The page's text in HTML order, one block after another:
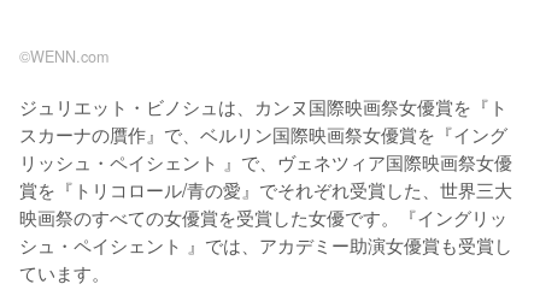
©WENN.com
ジュリエット・ビノシュは、カンヌ国際映画祭女優賞を『ト
スカーナの贋作』で、ベルリン国際映画祭女優賞を『イング
リッシュ・ペイシェント 』で、ヴェネツィア国際映画祭女優
賞を『トリコロール/青の愛』でそれぞれ受賞した、世界三大
映画祭のすべての女優賞を受賞した女優です。『イングリッ
シュ・ペイシェント 』では、アカデミー助演女優賞も受賞し
ています。